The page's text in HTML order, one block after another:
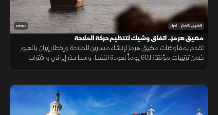
01:33 الشرق للأخبار أخبار
مضيق هرمز.. اتفاق وشيك لتنظيم حركة الملاحة
تقدم بمفاوضات مضيق هرمز لإنشاء مسارين للملاحة وإخطار إيران بالعبور
ضمن ترتيبات مؤقتة لـ60 يوماً لعودة النفط، وسط حذر إيراني واشتراط